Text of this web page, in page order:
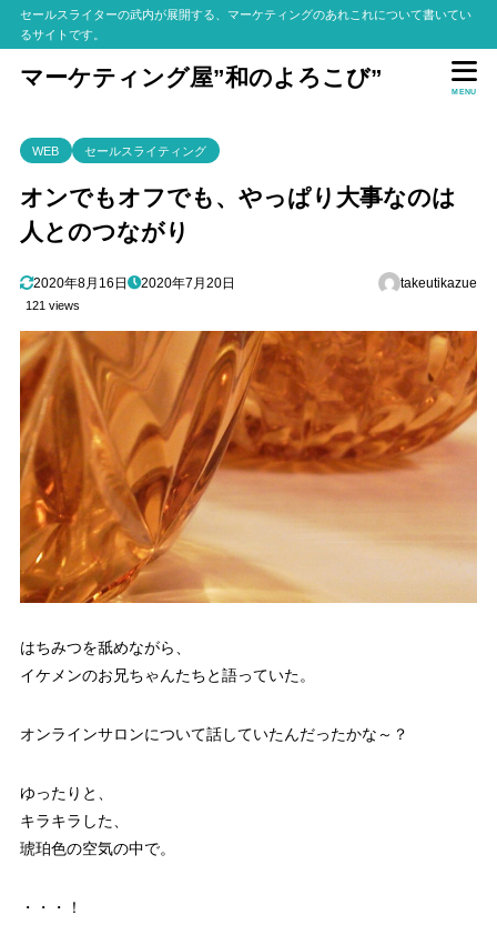
セールスライターの武内が展開する、マーケティングのあれこれについて書いてい
るサイトです。
マーケティング屋”和のよろこび”
MENU
WEB セールスライティング
オンでもオフでも、やっぱり大事なのは
人とのつながり
2020年8月16日 2020年7月20日 takeutikazue
121 views
はちみつを舐めながら、
イケメンのお兄ちゃんたちと語っていた。
オンラインサロンについて話していたんだったかな～？
ゆったりと、
キラキラした、
琥珀色の空気の中で。
・・・！